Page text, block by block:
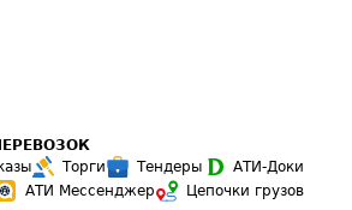
Торги Тендеры
АТИ-Доки
АТИ Мессенджер
Цепочки грузов